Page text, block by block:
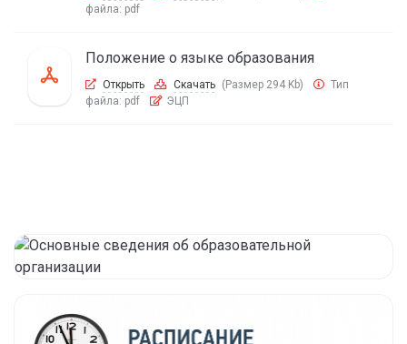
файла: pdf
Положение о языке образования
Открыть Скачать (Размер 294 Kb)
Тип
файла: pdf ЭЦП